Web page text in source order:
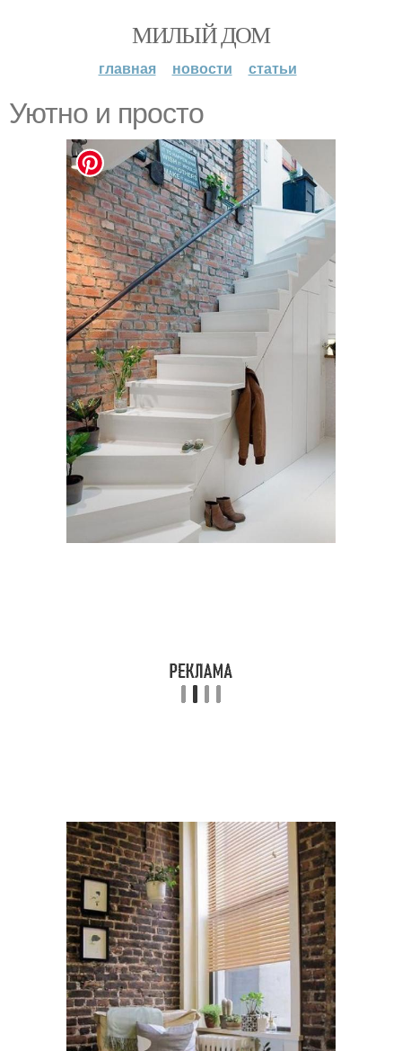
МИЛЫЙ ДОМ
главная новости статьи
Уютно и просто